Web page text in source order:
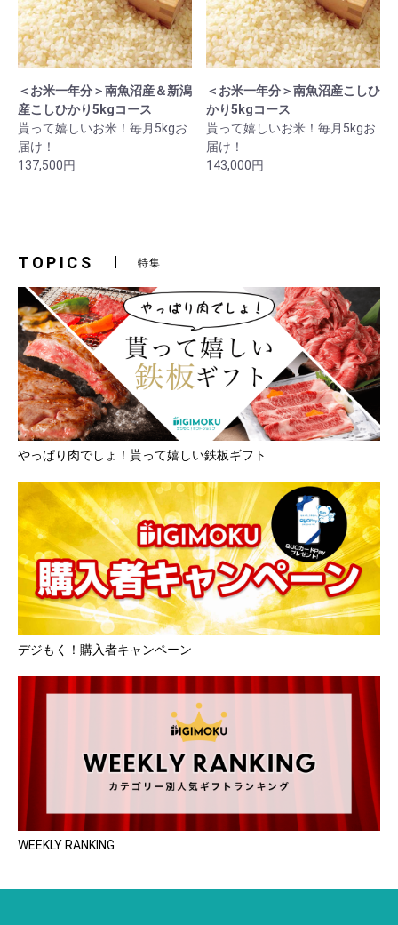
＜お米一年分＞南魚沼産＆新潟
産こしひかり5kgコース
貰って嬉しいお米！毎月5kgお
届け！
137,500円
＜お米一年分＞南魚沼産こしひ
かり5kgコース
貰って嬉しいお米！毎月5kgお
届け！
143,000円
TOPICS 特集
やっぱり肉でしょ！貰って嬉しい鉄板ギフト
デジもく！購入者キャンペーン
WEEKLY RANKING